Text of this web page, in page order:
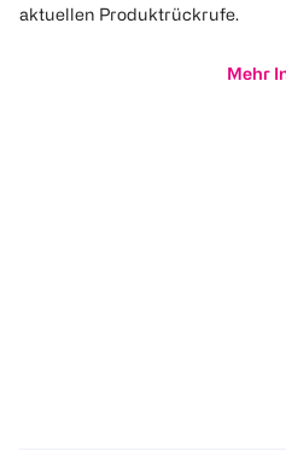
aktuellen Produktrückrufe.
Mehr